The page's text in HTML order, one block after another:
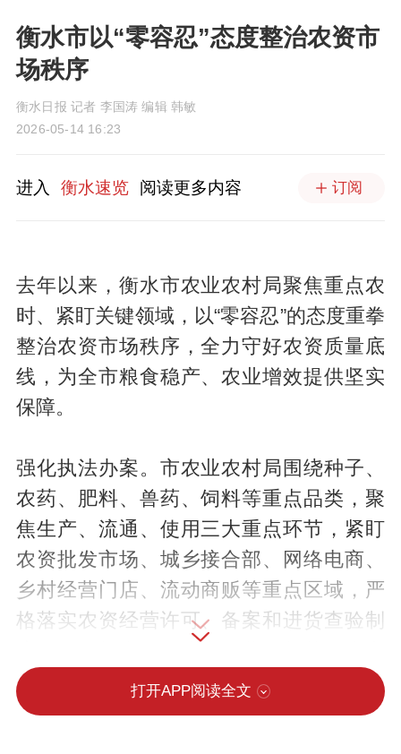
衡水市以“零容忍”态度整治农资市
场秩序
衡水日报 记者 李国涛 编辑 韩敏
2026-05-14 16:23
进入 衡水速览 阅读更多内容 订阅
去年以来，衡水市农业农村局聚焦重点农
时、紧盯关键领域，以“零容忍”的态度重拳
整治农资市场秩序，全力守好农资质量底
线，为全市粮食稳产、农业增效提供坚实
保障。
强化执法办案。市农业农村局围绕种子、
农药、肥料、兽药、饲料等重点品类，聚
焦生产、流通、使用三大重点环节，紧盯
农资批发市场、城乡接合部、网络电商、
乡村经营门店、流动商贩等重点区域，严
格落实农资经营许可、备案和进货查验制
经营、制售假劣农资、过期农资、包装标
签不规范、违规销售禁限用农资、违规使
打开APP阅读全文